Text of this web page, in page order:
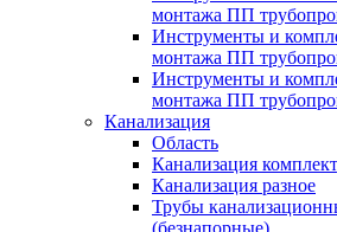
монтажа ПП
Инструменты и
монтажа ПП
Инструменты и
монтажа ПП
Канализация
Область
Канализация
Канализация разное
Трубы
(безнапорные)